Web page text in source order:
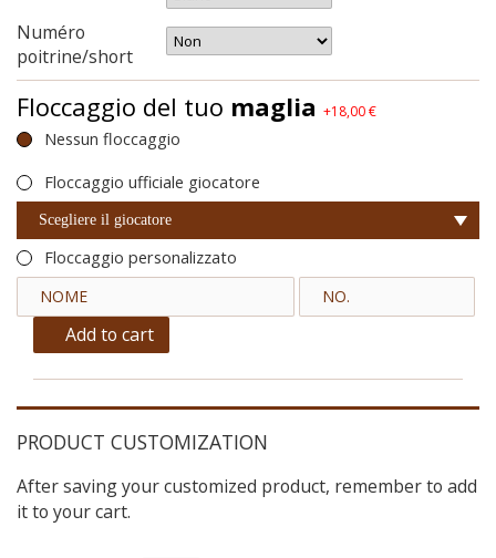
Numéro
poitrine/short
Floccaggio del tuo maglia +18,00 €
Nessun floccaggio
Floccaggio ufficiale giocatore
Scegliere il giocatore
Floccaggio personalizzato
Add to cart
PRODUCT CUSTOMIZATION
After saving your customized product, remember to add
it to your cart.